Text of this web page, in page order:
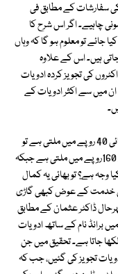
سفارشات کے مطابق فی
چاہیے۔ اگر اس شرح کا
جائے تو معلوم ہو گا کہ وہاں
ہیں۔ اس کے علاوہ
کی تجویز کردہ ادویات
ان میں سے اکثر ادویات کے
اب یہاں دلچسپ صورت حال کچھ یوں ہے کہ ایک دوائی 40 روپے میں ملتی ہے تو
کسی دوسری کمپنی کی طرف سے بنائی گئی وہی دوائی 160روپے میں ملتی ہے جبکہ
کیا وجہ ہے؟ تو بھائی یہ کمال
خدمت کے عوض کبھی گاڑی
ڈاکٹر عثمان کے مطابق
برانڈ نام کے ساتھ ادویات
جاتا ہے۔ تحقیق میں جن
تجویز کی گئیں، جب کہ